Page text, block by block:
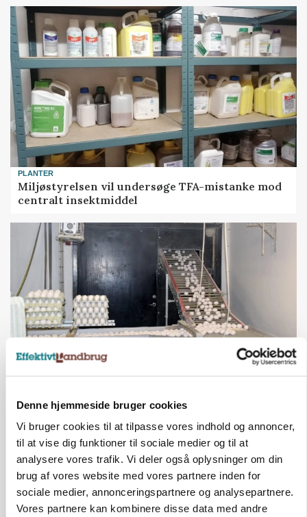
Denne hjemmeside bruger cookies
Vi bruger cookies til at tilpasse vores indhold og annoncer,
til at vise dig funktioner til sociale medier og til at
analysere vores trafik. Vi deler også oplysninger om din
brug af vores website med vores partnere inden for
sociale medier, annonceringspartnere og analysepartnere.
Vores partnere kan kombinere disse data med andre
PLANTER
Miljøstyrelsen vil undersøge TFA-mistanke mod
centralt insektmiddel
Skrabeæg i frit fald, mens økoprisen står
Annonce
Loading...